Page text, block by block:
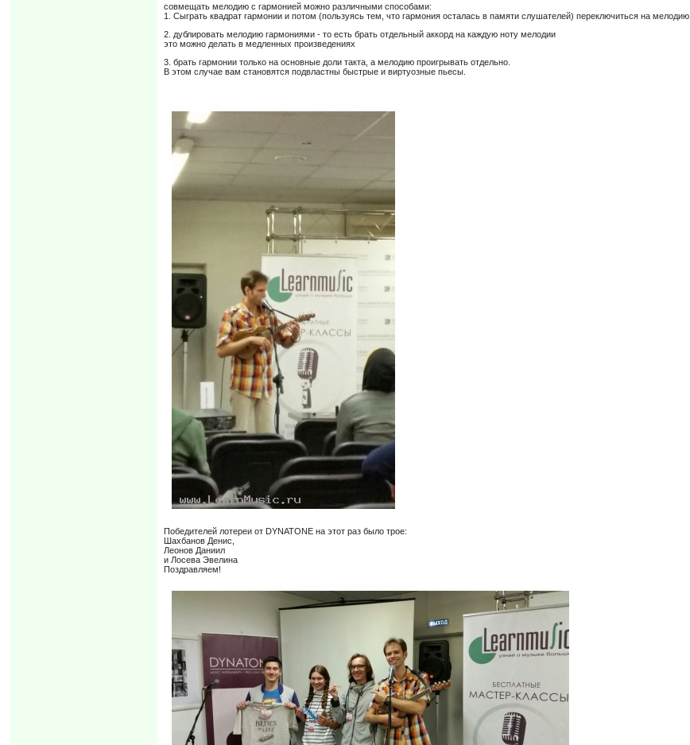
совмещать мелодию с гармонией можно различными способами:
1. Сыграть квадрат гармонии и потом (пользуясь тем, что гармония осталась в памяти слушателей) переключиться на мелодию
2. дублировать мелодию гармониями - то есть брать отдельный аккорд на каждую ноту мелодии
это можно делать в медленных произведениях
3. брать гармонии только на основные доли такта, а мелодию проигрывать отдельно.
В этом случае вам становятся подвластны быстрые и виртуозные пьесы.
Победителей лотереи от DYNATONE на этот раз было трое:
Шахбанов Денис,
Леонов Даниил
и Лосева Эвелина
Поздравляем!